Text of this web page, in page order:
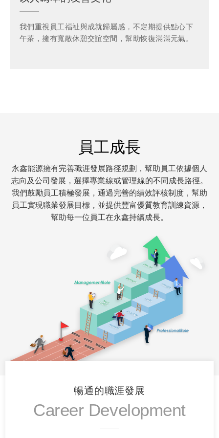
我們重視員工福祉與成就歸屬感，不定期提供點心下
午茶，擁有寬敞休憩交誼空間，幫助恢復滿滿元氣。
員工成長
永鑫能源擁有完善職涯發展路徑規劃，幫助員工依據個人
志向及公司發展，選擇專業線或管理線的不同成長路徑。
我們鼓勵員工積極發展，通過完善的績效評核制度，幫助
員工實現職業發展目標，並提供豐富優質教育訓練資源，
幫助每一位員工在永鑫持續成長。
暢通的職涯發展
Career Development